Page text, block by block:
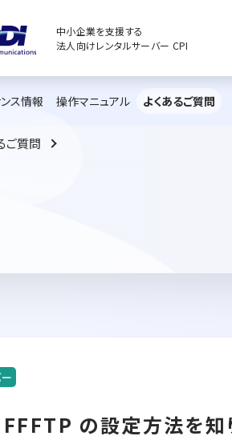
中小企業を支援する
法人向けレンタルサーバー CPI
ス情報 操作マニュアル よくあるご質問
ご質問
FFFTP の設定方法を知